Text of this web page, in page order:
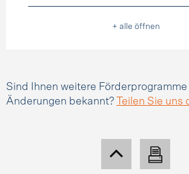
+ alle öffnen
Sind Ihnen weitere
Änderungen bekannt?
Teilen Sie uns